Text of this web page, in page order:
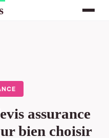
assurance
bien choisir